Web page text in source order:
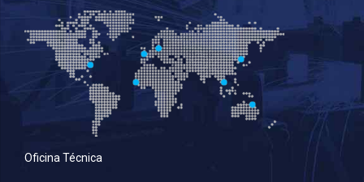
Oficina Técnica